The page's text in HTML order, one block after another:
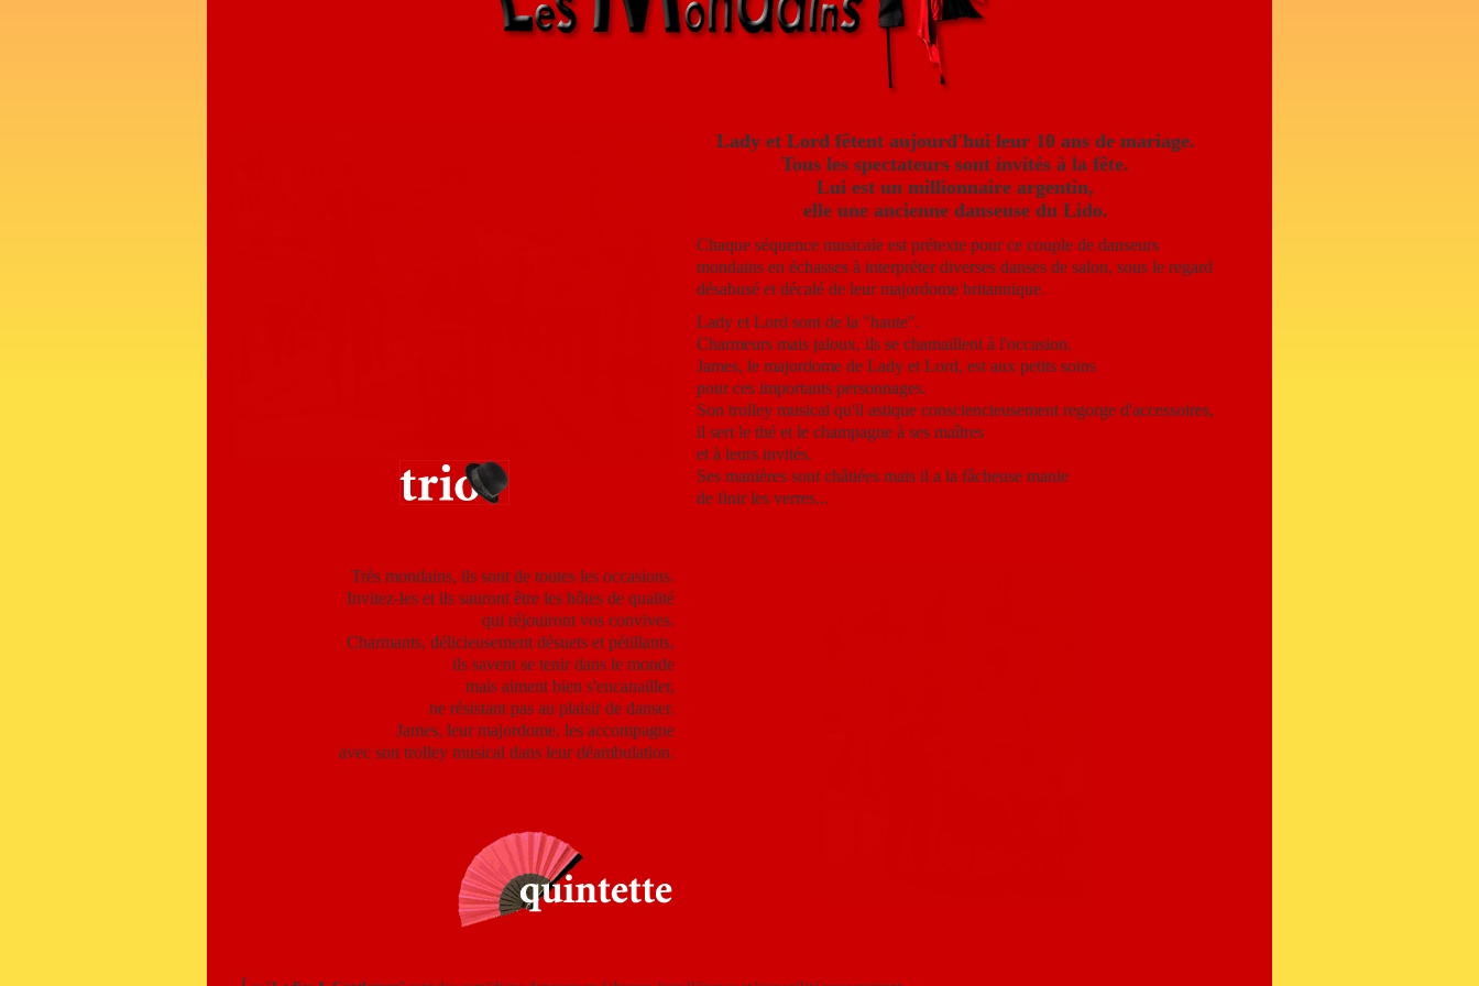
Lady et Lord fêtent aujourd'hui leur 10 ans de mariage.
Tous les spectateurs sont invités à la fête.
Lui est un millionnaire argentin,
elle une ancienne danseuse du Lido.
Chaque séquence musicale est prétexte pour ce couple de danseurs
mondains en échasses à interpréter diverses danses de salon, sous le regard
désabusé et décalé de leur majordome britannique.
Lady et Lord sont de la "haute".
Charmeurs mais jaloux, ils se chamaillent à l'occasion.
James, le majordome de Lady et Lord, est aux petits soins
pour ces importants personnages.
Son trolley musical qu'il astique consciencieusement regorge d'accessoires,
il sert le thé et le champagne à ses maîtres
et à leurs invités.
Ses manières sont châtiées mais il a la fâcheuse manie
de finir les verres...
Très mondains, ils sont de toutes les occasions.
Invitez-les et ils sauront être les hôtes de qualité
qui réjouiront vos convives.
Charmants, délicieusement désuets et pétillants,
ils savent se tenir dans le monde
mais aiment bien s'encanailler,
ne résistant pas au plaisir de danser.
James, leur majordome, les accompagne
avec son trolley musical dans leur déambulation.